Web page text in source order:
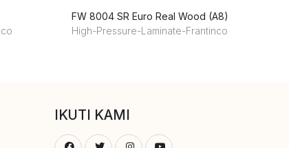
FW 8004 SR Euro Real Wood (A8)
High-Pressure-Laminate-Frantinco
IKUTI KAMI